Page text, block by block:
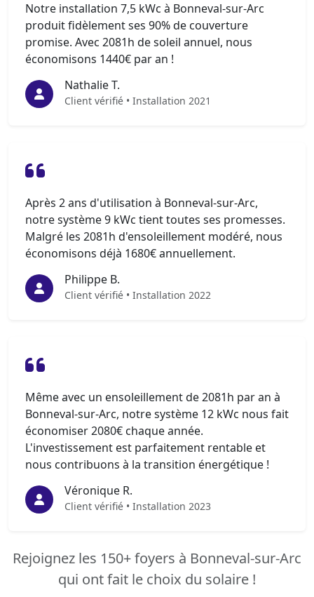
Notre installation 7,5 kWc à Bonneval-sur-Arc
produit fidèlement ses 90% de couverture
promise. Avec 2081h de soleil annuel, nous
économisons 1440€ par an !
Nathalie T.
Client vérifié • Installation 2021
Après 2 ans d'utilisation à Bonneval-sur-Arc,
notre système 9 kWc tient toutes ses promesses.
Malgré les 2081h d'ensoleillement modéré, nous
économisons déjà 1680€ annuellement.
Philippe B.
Client vérifié • Installation 2022
Même avec un ensoleillement de 2081h par an à
Bonneval-sur-Arc, notre système 12 kWc nous fait
économiser 2080€ chaque année.
L'investissement est parfaitement rentable et
nous contribuons à la transition énergétique !
Véronique R.
Client vérifié • Installation 2023
Rejoignez les 150+ foyers à Bonneval-sur-Arc
qui ont fait le choix du solaire !